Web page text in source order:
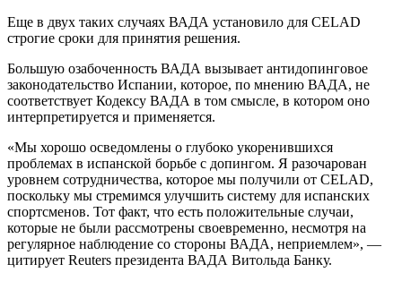
Еще в двух таких случаях ВАДА установило для CELAD
строгие сроки для принятия решения.
Большую озабоченность ВАДА вызывает антидопинговое
законодательство Испании, которое, по мнению ВАДА, не
соответствует Кодексу ВАДА в том смысле, в котором оно
интерпретируется и применяется.
«Мы хорошо осведомлены о глубоко укоренившихся
проблемах в испанской борьбе с допингом. Я разочарован
уровнем сотрудничества, которое мы получили от CELAD,
поскольку мы стремимся улучшить систему для испанских
спортсменов. Тот факт, что есть положительные случаи,
которые не были рассмотрены своевременно, несмотря на
регулярное наблюдение со стороны ВАДА, неприемлем», —
цитирует Reuters президента ВАДА Витольда Банку.